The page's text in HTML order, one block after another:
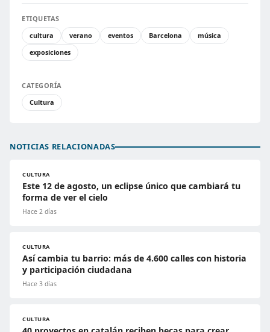
ETIQUETAS
cultura
verano eventos Barcelona
música
exposiciones
CATEGORÍA
Cultura
NOTICIAS RELACIONADAS
CULTURA
Este 12 de agosto, un eclipse único que cambiará tu
forma de ver el cielo
Hace 2 días
CULTURA
Así cambia tu barrio: más de 4.600 calles con historia
y participación ciudadana
Hace 3 días
CULTURA